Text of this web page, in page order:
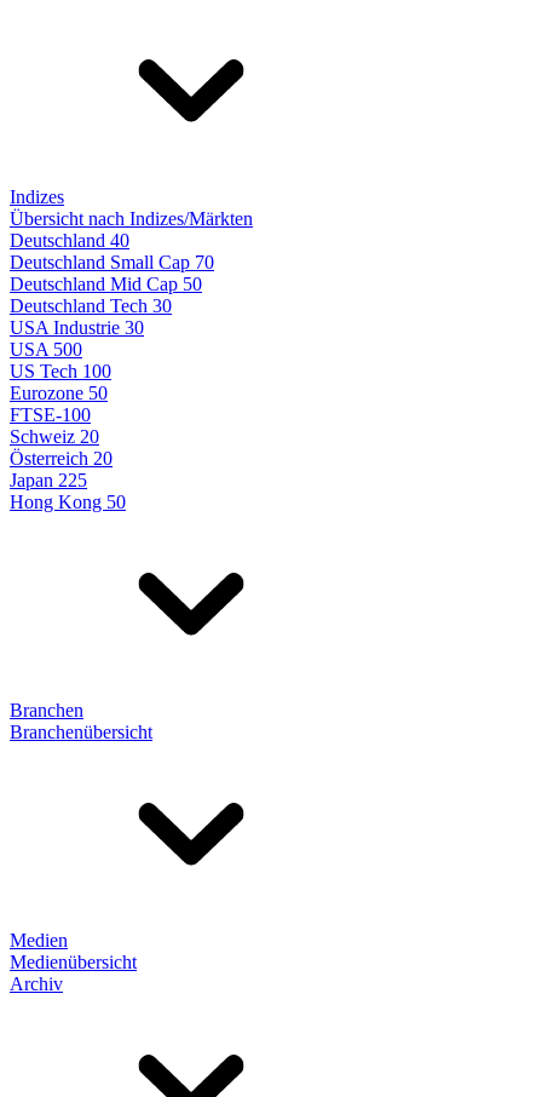
Indizes
Übersicht nach Indizes/Märkten
Deutschland 40
Deutschland Small Cap 70
Deutschland Mid Cap 50
Deutschland Tech 30
USA Industrie 30
USA 500
US Tech 100
Eurozone 50
FTSE-100
Schweiz 20
Österreich 20
Japan 225
Hong Kong 50
Branchen
Branchenübersicht
Medien
Medienübersicht
Archiv